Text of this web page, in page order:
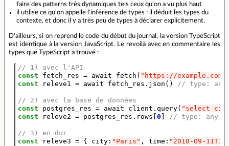
faire des patterns très dynamiques tels ceux qu'on a vu plus haut
il utilise ce qu'on appelle l'inférence de types : il déduit les types du
contexte, et donc il y a très peu de types à déclarer explicitement.
D'ailleurs, si on reprend le code du début du journal, la version TypeScript
est identique à la version JavaScript. Le revoilà avec en commentaire les
types que TypeScript a trouvé :
// 1) avec l'API
const
fetch_res = await fetch ( "https://
const
releve1 = await fetch_res . json () // type: any
// 2) avec la base de données
const
postgres_res = await client . query( "select
const
releve2 = postgres_res . rows 0 // type: any
// 3) en dur
const
releve3 = { city : "Paris" , time : "2018-09-